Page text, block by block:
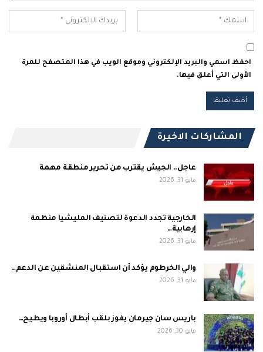
احفظ اسمي والبريد الإلكتروني وموقع الويب في هذا المتصفح للمرة
الأولى التي أعلق فيها.
المشاركات الاخيرة
عاجل.. الجيش يقترب من تحرير منطقة مهمة
مايو 31, 2026
الخارجية تجدد الدعوة لتصنيف المليشيا منظمة
إرهابية…
مايو 31, 2026
والي الخرطوم يؤكد أن استقبال المنشقين عن الدعم…
مايو 31, 2026
باريس سان جيرمان يفوز بلقب أبطال أوروبا ويطيح…
مايو 30, 2026